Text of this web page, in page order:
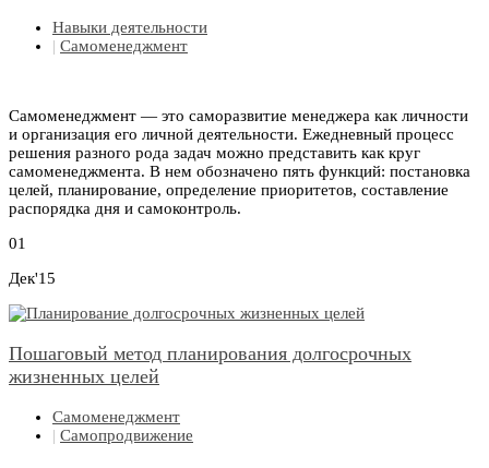
Навыки деятельности
| Самоменеджмент
Самоменеджмент — это саморазвитие менеджера как личности
и организация его личной деятельности. Ежедневный процесс
решения разного рода задач можно представить как круг
самоменеджмента. В нем обозначено пять функций: постановка
целей, планирование, определение приоритетов, составление
распорядка дня и самоконтроль.
01
Дек'15
Пошаговый метод планирования долгосрочных
жизненных целей
Самоменеджмент
| Самопродвижение